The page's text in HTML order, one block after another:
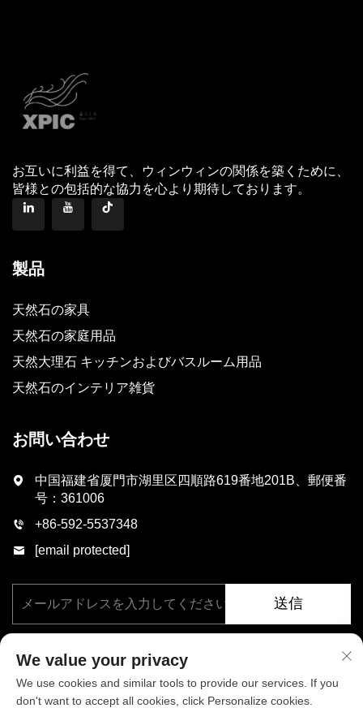
お互いに利益を得て、ウィンウィンの関係を築くために、
皆様との包括的な協力を心より期待しております。
製品
天然石の家具
天然石の家庭用品
天然大理石 キッチンおよびバスルーム用品
天然石のインテリア雑貨
お問い合わせ
中国福建省厦門市湖里区四順路619番地201B、郵便番
号：361006
+86-592-5537348
[email protected]
送信
We value your privacy
We use cookies and similar tools to provide our services. If you
don't want to accept all cookies, click Personalize cookies.